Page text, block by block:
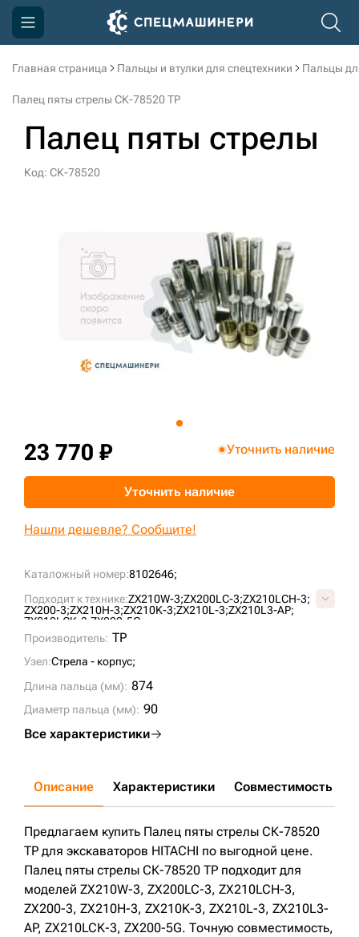
Главная страница Пальцы и втулки для спецтехники Пальцы
Палец пяты стрелы СК-78520 TP
Палец пяты стрелы
Код: СК-78520
Каталожный номер:8102646;
Подходит к технике:ZX210W-3;ZX200LC-3;ZX210LCH-3;
ZX200-3;ZX210H-3;ZX210K-3;ZX210L-3;ZX210L3-AP;
ZX210LCK-3;ZX200-5G;
Производитель: TP
Узел:Стрела - корпус;
Длина пальца (мм): 874
Диаметр пальца (мм): 90
Все характеристики
23 770 ₽ Уточнить наличие
Уточнить наличие
Нашли дешевле? Сообщите!
Описание Характеристики Совместимость
Предлагаем купить Палец пяты стрелы СК-78520
TP для экскаваторов HITACHI по выгодной цене.
Палец пяты стрелы СК-78520 TP подходит для
моделей ZX210W-3, ZX200LC-3, ZX210LCH-3,
ZX200-3, ZX210H-3, ZX210K-3, ZX210L-3, ZX210L3-
AP, ZX210LCK-3, ZX200-5G. Точную совместимость,
Компания
Доставка и оплата
Информация
3D тур по производству
3D тур по складам
+7 (499) 394-50-93